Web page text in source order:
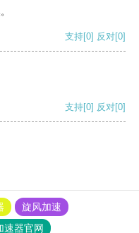
支持[0] 反对[0]
支持[0] 反对[0]
旋风加速
速器官网